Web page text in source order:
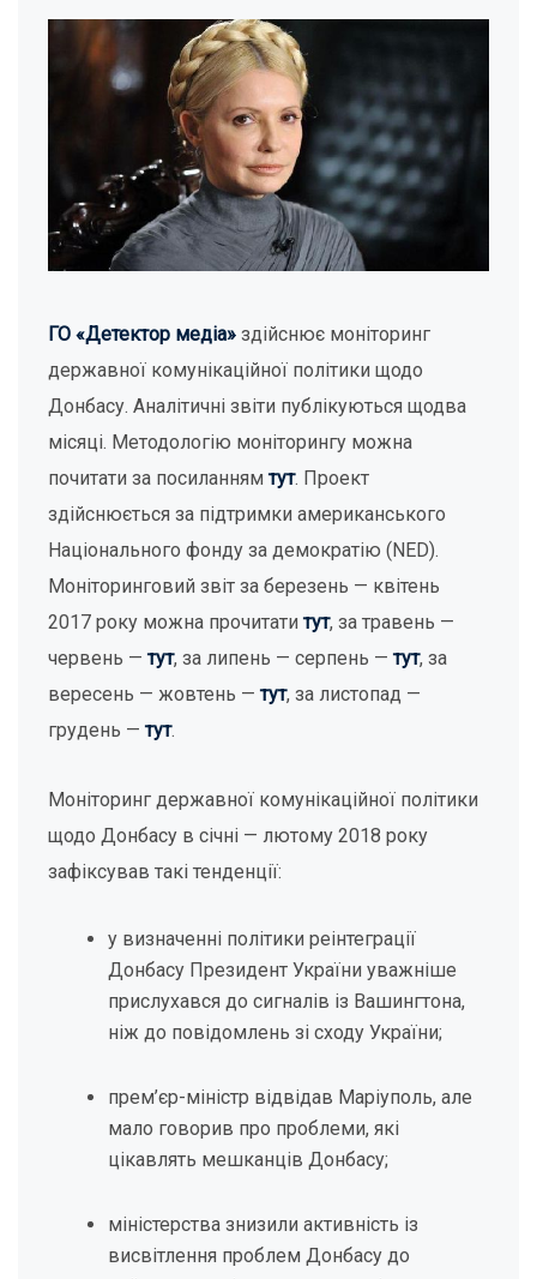
ГО «Детектор медіа» здійснює моніторинг
державної комунікаційної політики щодо
Донбасу. Аналітичні звіти публікуються щодва
місяці. Методологію моніторингу можна
почитати за посиланнямтут. Проект
здійснюється за підтримки американського
Національного фонду за демократію (NED).
Моніторинговий звіт за березень — квітень
2017 року можна прочитатитут, за травень —
червень —тут, за липень — серпень —тут, за
вересень — жовтень —тут, за листопад —
грудень —тут.
Моніторинг державної комунікаційної політики
щодо Донбасу в січні — лютому 2018 року
зафіксував такі тенденції:
у визначенні політики реінтеграції
Донбасу Президент України уважніше
прислухався до сигналів із Вашингтона,
ніж до повідомлень зі сходу України;
прем’єр-міністр відвідав Маріуполь, але
мало говорив про проблеми, які
цікавлять мешканців Донбасу;
міністерства знизили активність із
висвітлення проблем Донбасу до